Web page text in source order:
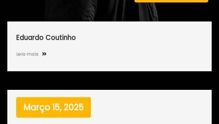
Eduardo Coutinho
Leia mais
Março 15, 2025